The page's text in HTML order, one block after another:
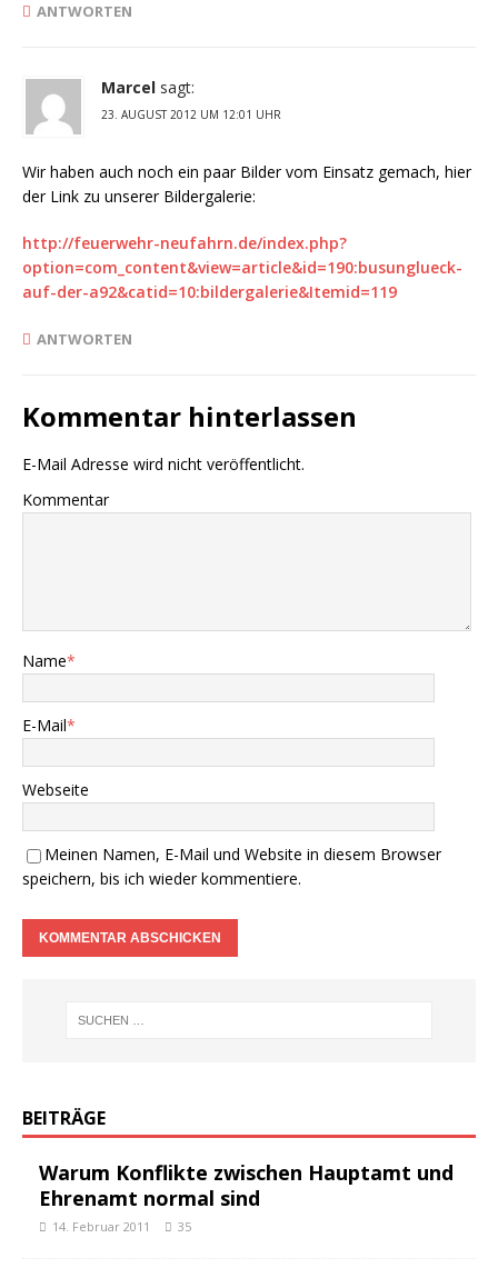
ANTWORTEN
Marcel sagt:
23. AUGUST 2012 UM 12:01 UHR
Wir haben auch noch ein paar Bilder vom Einsatz gemach, hier
der Link zu unserer Bildergalerie:
http://feuerwehr-neufahrn.de/index.php?
option=com_content&view=article&id=190:busunglueck-
auf-der-a92&catid=10:bildergalerie&Itemid=119
ANTWORTEN
Kommentar hinterlassen
E-Mail Adresse wird nicht veröffentlicht.
Kommentar
Name*
E-Mail*
Webseite
Meinen Namen, E-Mail und Website in diesem Browser
speichern, bis ich wieder kommentiere.
BEITRÄGE
Warum Konflikte zwischen Hauptamt und
Ehrenamt normal sind
14. Februar 2011 35